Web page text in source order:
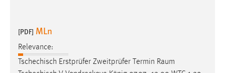
[PDF] MLn
Relevance:
Tschechisch Erstprüfer Zweitprüfer Termin Raum